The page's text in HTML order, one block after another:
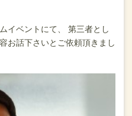
イベントにて、
第三者とし
お話下さいとご依頼頂きまし